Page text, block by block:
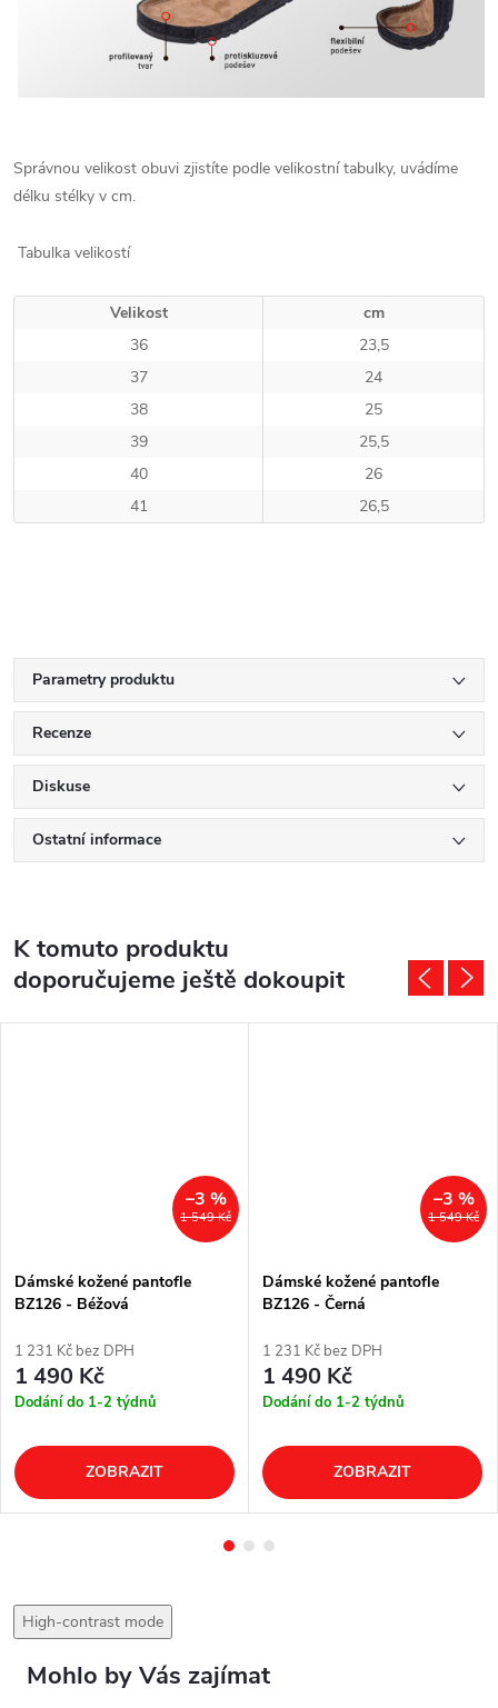
Správnou velikost obuvi zjistíte podle velikostní tabulky, uvádíme
délku stélky v cm.
Tabulka velikostí
Velikost
cm
36
23,5
37
24
38
25
39
25,5
40
26
41
26,5
Parametry produktu
Recenze
Diskuse
Ostatní informace
K tomuto produktu
doporučujeme ještě dokoupit
1 549 Kč
–3 %
Dámské kožené pantofle
BZ126 - Béžová
1 231 Kč bez DPH
1 490 Kč
Dodání do 1-2 týdnů
ZOBRAZIT
1 549 Kč
–3 %
Dámské kožené pantofle
BZ126 - Černá
1 231 Kč bez DPH
1 490 Kč
Dodání do 1-2 týdnů
ZOBRAZIT
High-contrast mode
Mohlo by Vás zajímat